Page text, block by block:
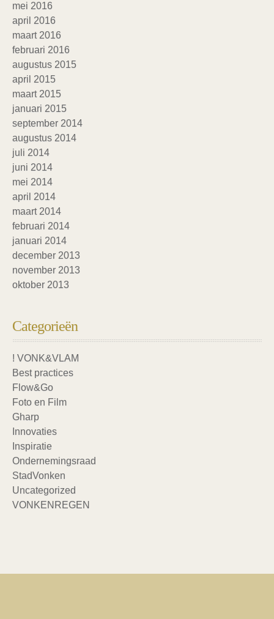
mei 2016
april 2016
maart 2016
februari 2016
augustus 2015
april 2015
maart 2015
januari 2015
september 2014
augustus 2014
juli 2014
juni 2014
mei 2014
april 2014
maart 2014
februari 2014
januari 2014
december 2013
november 2013
oktober 2013
Categorieën
! VONK&VLAM
Best practices
Flow&Go
Foto en Film
Gharp
Innovaties
Inspiratie
Ondernemingsraad
StadVonken
Uncategorized
VONKENREGEN